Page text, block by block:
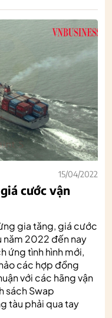
15/04/2022
cước vận
gia tăng, giá cước
năm 2022 đến nay
ứng tình hình mới,
các hợp đồng
với các hãng vận
sách Swap
tàu phải qua tay